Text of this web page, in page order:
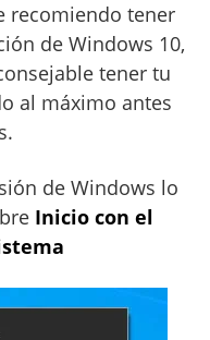
recomiendo tener
de Windows 10,
tener tu
al máximo antes
de Windows lo
Inicio con el